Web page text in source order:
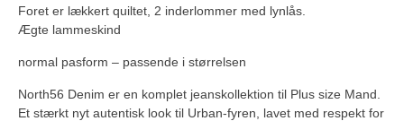
Foret er lækkert quiltet, 2 inderlommer med lynlås.
Ægte lammeskind
normal pasform – passende i størrelsen
North56 Denim er en komplet jeanskollektion til Plus size Mand.
Et stærkt nyt autentisk look til Urban-fyren, lavet med respekt for